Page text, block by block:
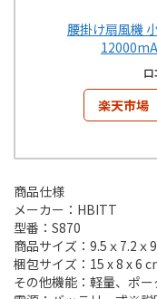
腰掛け扇風機
口
楽天市場
商品仕様
メーカー：HBITT
型番：S870
商品サイズ：9.5ｘ7.2ｘ
梱包サイズ：15 x 8 x 6
その他機能：軽量、ポ